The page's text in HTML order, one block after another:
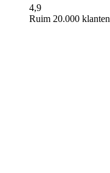
4,9
Ruim 20.000 klanten